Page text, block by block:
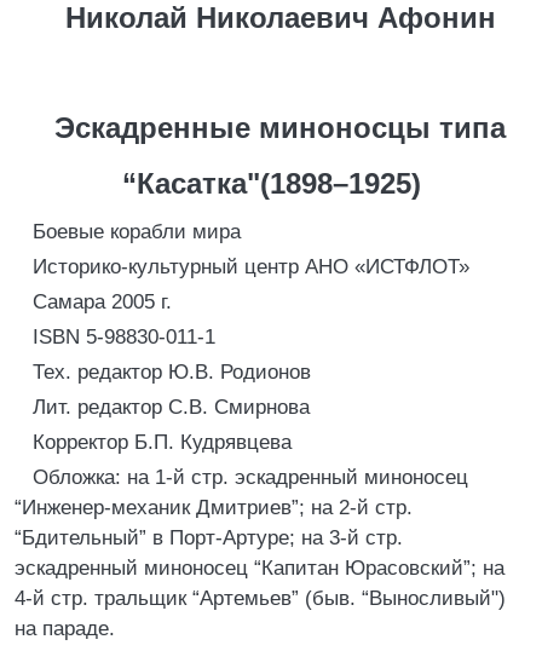
Николай Николаевич Афонин
Эскадренные миноносцы типа
“Касатка"(1898–1925)
Боевые корабли мира
Историко-культурный центр АНО «ИСТФЛОТ»
Самара 2005 г.
ISBN 5-98830-011-1
Тех. редактор Ю.В. Родионов
Лит. редактор С.В. Смирнова
Корректор Б.П. Кудрявцева
Обложка: на 1-й стр. эскадренный миноносец
“Инженер-механик Дмитриев”; на 2-й стр.
“Бдительный” в Порт-Артуре; на 3-й стр.
эскадренный миноносец “Капитан Юрасовский”; на
4-й стр. тральщик “Артемьев” (быв. “Выносливый")
на параде.